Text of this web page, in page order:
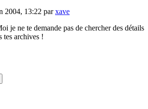
2004, 13:22 parxave
je ne te demande pas de chercher des détails
tes archives !